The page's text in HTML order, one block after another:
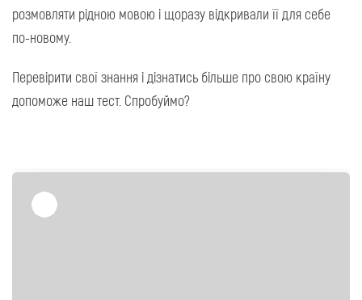
розмовляти рідною мовою і щоразу відкривали її для себе
по-новому.
Перевірити свої знання і дізнатись більше про свою країну
допоможе наш тест. Спробуймо?